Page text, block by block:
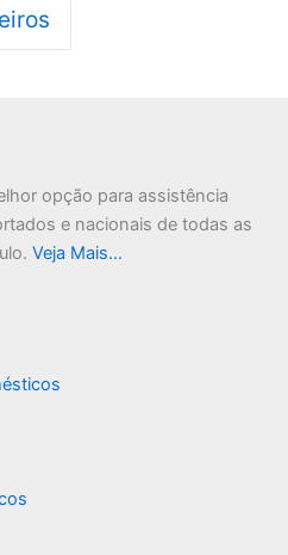
opção para assistência
e nacionais de todas as
Veja Mais…